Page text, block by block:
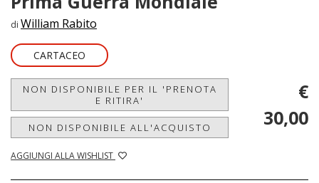
di William Rabito
CARTACEO
NON DISPONIBILE PER IL 'PRENOTA
E RITIRA'
NON DISPONIBILE ALL'ACQUISTO
AGGIUNGI ALLA WISHLIST
€
30,00